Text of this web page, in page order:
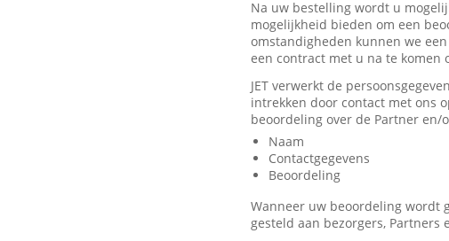
Na uw bestelling wordt u
mogelijkheid bieden om een
omstandigheden kunnen we
een contract met u na te komen
JET verwerkt de
intrekken door contact met ons
beoordeling over de Partner en/
Naam
Contactgegevens
Beoordeling
Wanneer uw beoordeling wordt
gesteld aan bezorgers, Partners